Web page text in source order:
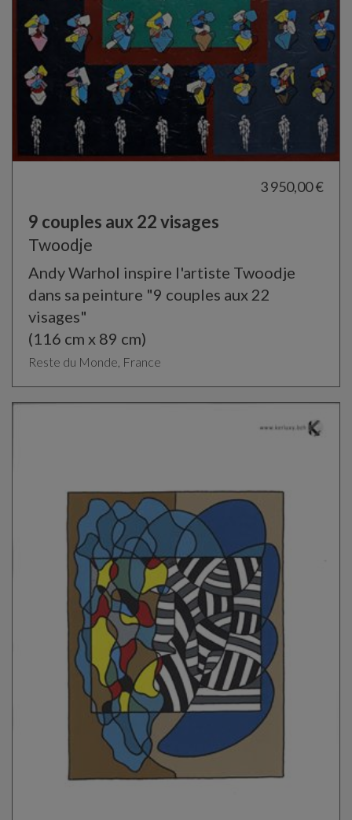
3 950,00 €
9 couples aux 22 visages
Twoodje
Andy Warhol inspire l'artiste Twoodje
dans sa peinture "9 couples aux 22
visages"
(116 cm x 89 cm)
Reste du Monde, France